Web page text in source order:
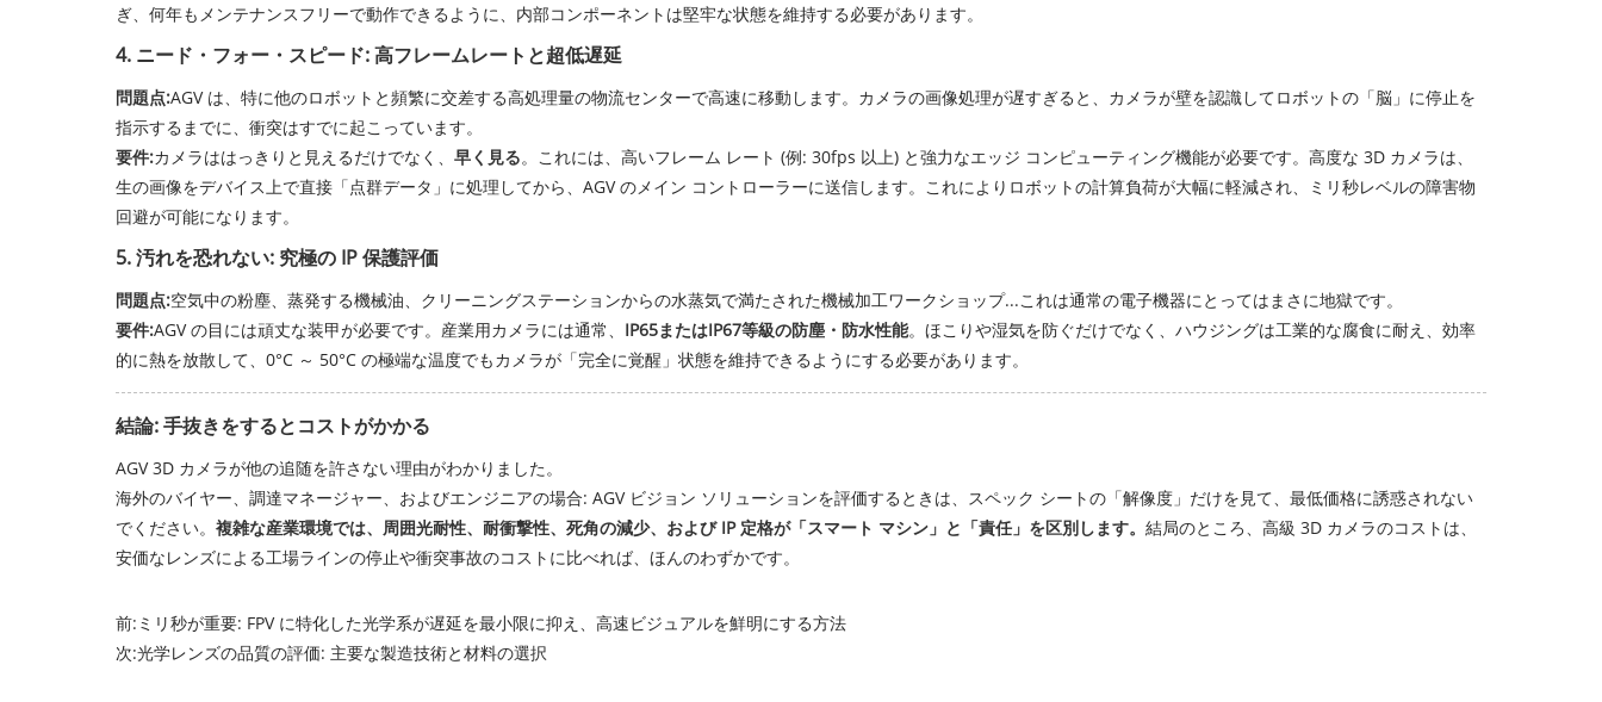
ぎ、何年もメンテナンスフリーで動作できるように、内部コンポーネントは堅牢な状態を維持する必要があります。
4. ニード・フォー・スピード: 高フレームレートと超低遅延
問題点:AGV は、特に他のロボットと頻繁に交差する高処理量の物流センターで高速に移動します。カメラの画像処理が遅すぎると、カメラが壁を認識してロボットの「脳」に停止を
指示するまでに、衝突はすでに起こっています。
要件:カメラははっきりと見えるだけでなく、 早く見る。これには、高いフレーム レート (例: 30fps 以上) と強力なエッジ コンピューティング機能が必要です。高度な 3D カメラは、
生の画像をデバイス上で直接「点群データ」に処理してから、AGV のメイン コントローラーに送信します。これによりロボットの計算負荷が大幅に軽減され、ミリ秒レベルの障害物
回避が可能になります。
5. 汚れを恐れない: 究極の IP 保護評価
問題点:空気中の粉塵、蒸発する機械油、クリーニングステーションからの水蒸気で満たされた機械加工ワークショップ...これは通常の電子機器にとってはまさに地獄です。
要件:AGV の目には頑丈な装甲が必要です。産業用カメラには通常、 IP65またはIP67等級の防塵・防水性能。ほこりや湿気を防ぐだけでなく、ハウジングは工業的な腐食に耐え、効率
的に熱を放散して、0°C ～ 50°C の極端な温度でもカメラが「完全に覚醒」状態を維持できるようにする必要があります。
結論: 手抜きをするとコストがかかる
AGV 3D カメラが他の追随を許さない理由がわかりました。
海外のバイヤー、調達マネージャー、およびエンジニアの場合: AGV ビジョン ソリューションを評価するときは、スペック シートの「解像度」だけを見て、最低価格に誘惑されない
でください。 複雑な産業環境では、周囲光耐性、耐衝撃性、死角の減少、および IP 定格が「スマート マシン」と「責任」を区別します。 結局のところ、高級 3D カメラのコストは、
安価なレンズによる工場ラインの停止や衝突事故のコストに比べれば、ほんのわずかです。
前: ミリ秒が重要: FPV に特化した光学系が遅延を最小限に抑え、高速ビジュアルを鮮明にする方法
次:光学レンズの品質の評価: 主要な製造技術と材料の選択